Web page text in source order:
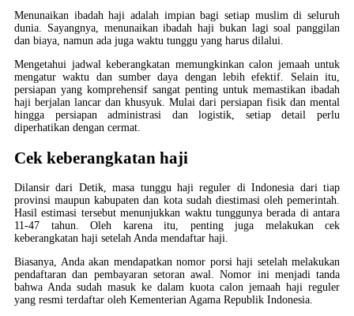
Menunaikan ibadah haji adalah impian bagi setiap muslim di seluruh
dunia. Sayangnya, menunaikan ibadah haji bukan lagi soal panggilan
dan biaya, namun ada juga waktu tunggu yang harus dilalui.
Mengetahui jadwal keberangkatan memungkinkan calon jemaah untuk
mengatur waktu dan sumber daya dengan lebih efektif. Selain itu,
persiapan yang komprehensif sangat penting untuk memastikan ibadah
haji berjalan lancar dan khusyuk. Mulai dari persiapan fisik dan mental
hingga persiapan administrasi dan logistik, setiap detail perlu
diperhatikan dengan cermat.
Cek keberangkatan haji
Dilansir dari Detik, masa tunggu haji reguler di Indonesia dari tiap
provinsi maupun kabupaten dan kota sudah diestimasi oleh pemerintah.
Hasil estimasi tersebut menunjukkan waktu tunggunya berada di antara
11-47 tahun. Oleh karena itu, penting juga melakukan cek
keberangkatan haji setelah Anda mendaftar haji.
Biasanya, Anda akan mendapatkan nomor porsi haji setelah melakukan
pendaftaran dan pembayaran setoran awal. Nomor ini menjadi tanda
bahwa Anda sudah masuk ke dalam kuota calon jemaah haji reguler
yang resmi terdaftar oleh Kementerian Agama Republik Indonesia.